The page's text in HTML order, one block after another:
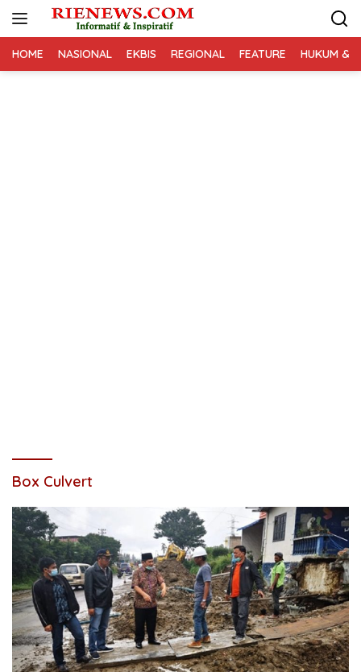
HOME NASIONAL EKBIS REGIONAL FEATURE HUKUM &
Box Culvert